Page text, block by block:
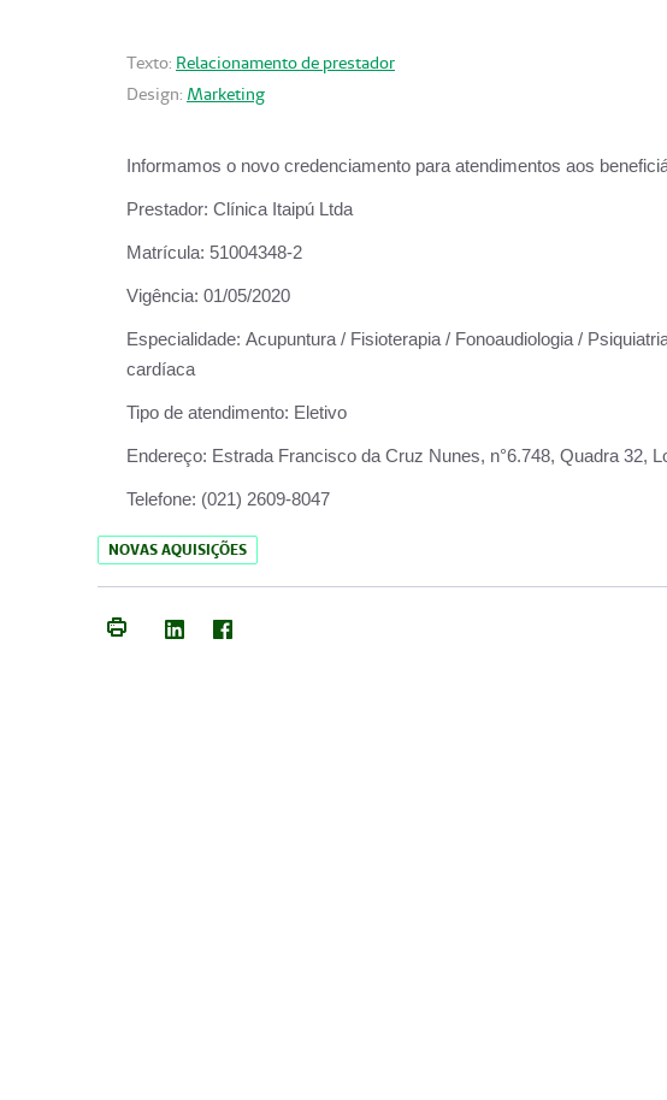
Texto: Relacionamento de prestador
Design: Marketing
Informamos o novo credenciamento para atendimentos aos
Prestador: Clínica Itaipú Ltda
Matrícula: 51004348-2
Vigência: 01/05/2020
Especialidade: Acupuntura / Fisioterapia / Fonoaudiologia /
cardíaca
Tipo de atendimento: Eletivo
Endereço: Estrada Francisco da Cruz Nunes, n°6.748, Quadra 32,
Telefone: (021) 2609-8047
NOVAS AQUISIÇÕES